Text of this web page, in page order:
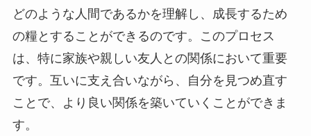
どのような人間であるかを理解し、成長するため
の糧とすることができるのです。このプロセス
は、特に家族や親しい友人との関係において重要
です。互いに支え合いながら、自分を見つめ直す
ことで、より良い関係を築いていくことができま
す。